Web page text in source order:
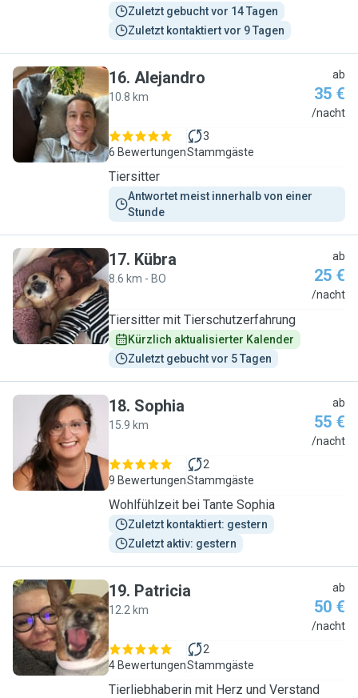
Zuletzt gebucht vor 14 Tagen
Zuletzt kontaktiert vor 9 Tagen
A
16. Alejandro
10.8 km
ab
35 €
/nacht
6 Bewertungen
3
Stammgäste
Tiersitter
Antwortet meist innerhalb von einer
Stunde
K
17. Kübra
8.6 km - BO
ab
25 €
/nacht
Tiersitter mit Tierschutzerfahrung
Kürzlich aktualisierter Kalender
Zuletzt gebucht vor 5 Tagen
S
18. Sophia
15.9 km
ab
55 €
/nacht
9 Bewertungen
2
Stammgäste
Wohlfühlzeit bei Tante Sophia
Zuletzt kontaktiert: gestern
Zuletzt aktiv: gestern
P
19. Patricia
12.2 km
ab
50 €
/nacht
4 Bewertungen
2
Stammgäste
Tierliebhaberin mit Herz und Verstand